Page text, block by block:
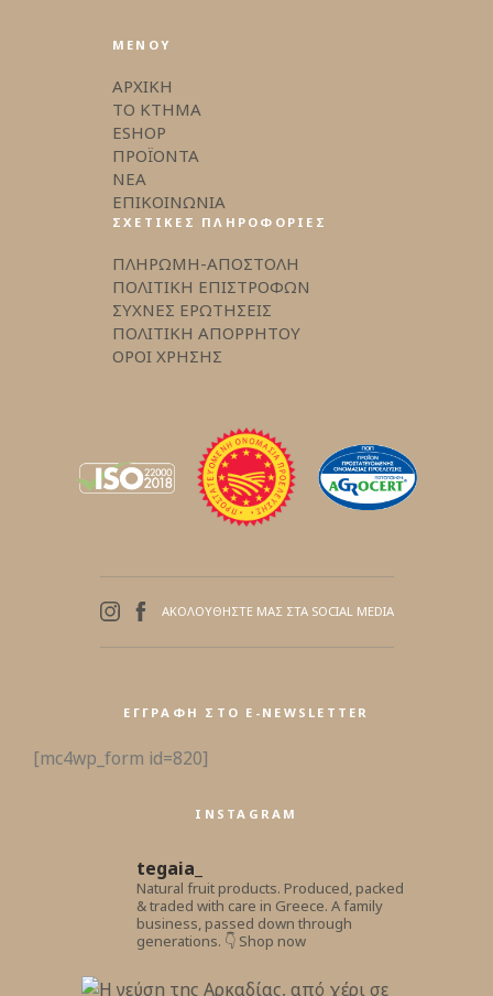
ΜΕΝΟΥ
ΑΡΧΙΚΗ
ΤΟ ΚΤΗΜΑ
ESHOP
ΠΡΟΪΟΝΤΑ
ΝΕΑ
ΕΠΙΚΟΙΝΩΝΙΑ
ΣΧΕΤΙΚΕΣ ΠΛΗΡΟΦΟΡΙΕΣ
ΠΛΗΡΩΜΗ-ΑΠΟΣΤΟΛΗ
ΠΟΛΙΤΙΚΗ ΕΠΙΣΤΡΟΦΩΝ
ΣΥΧΝΕΣ ΕΡΩΤΗΣΕΙΣ
ΠΟΛΙΤΙΚΗ ΑΠΟΡΡΗΤΟΥ
ΟΡΟΙ ΧΡΗΣΗΣ
ΑΚΟΛΟΥΘΗΣΤΕ ΜΑΣ ΣΤΑ SOCIAL MEDIA
ΕΓΓΡΑΦΉ ΣΤΟ E-NEWSLETTER
[mc4wp_form id=820]
INSTAGRAM
tegaia_
Natural fruit products. Produced, packed
& traded with care in Greece. A family
business, passed down through
generations. 👇 Shop now